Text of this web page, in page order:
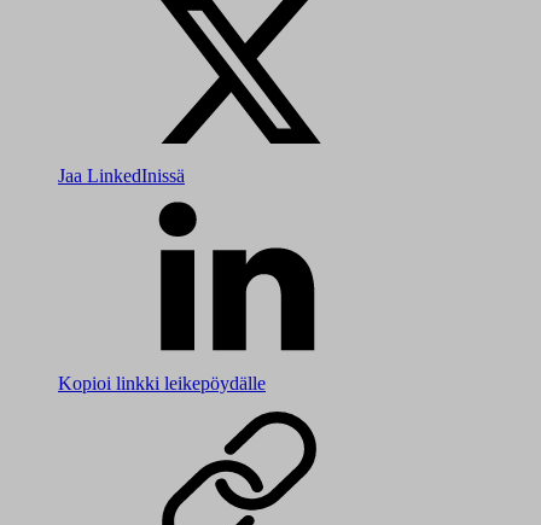
Jaa LinkedInissä
Kopioi linkki leikepöydälle